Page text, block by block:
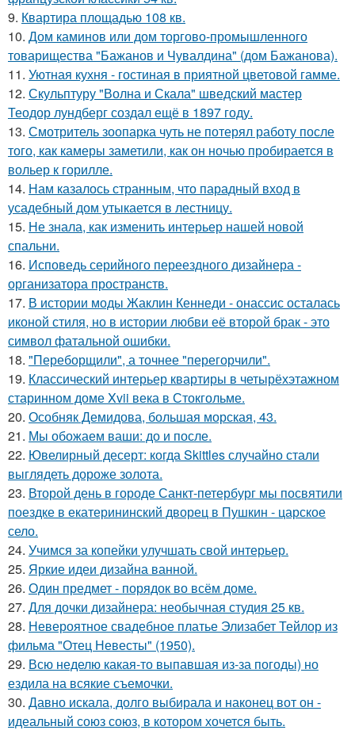
9. Квартира площадью 108 кв.
10. Дом каминов или дом торгово-промышленного
товарищества "Бажанов и Чувалдина" (дом Бажанова).
11. Уютная кухня - гостиная в приятной цветовой гамме.
12. Скульптуру "Волна и Скала" шведский мастер
Теодор лундберг создал ещё в 1897 году.
13. Смотритель зоопарка чуть не потерял работу после
того, как камеры заметили, как он ночью пробирается в
вольер к горилле.
14. Нам казалось странным, что парадный вход в
усадебный дом утыкается в лестницу.
15. Не знала, как изменить интерьер нашей новой
спальни.
16. Исповедь серийного переездного дизайнера -
организатора пространств.
17. В истории моды Жаклин Кеннеди - онассис осталась
иконой стиля, но в истории любви её второй брак - это
символ фатальной ошибки.
18. "Переборщили", а точнее "перегорчили".
19. Классический интерьер квартиры в четырёхэтажном
старинном доме Xvii века в Стокгольме.
20. Особняк Демидова, большая морская, 43.
21. Мы обожаем ваши: до и после.
22. Ювелирный десерт: когда Skittles случайно стали
выглядеть дороже золота.
23. Второй день в городе Санкт-петербург мы посвятили
поездке в екатерининский дворец в Пушкин - царское
село.
24. Учимся за копейки улучшать свой интерьер.
25. Яркие идеи дизайна ванной.
26. Один предмет - порядок во всём доме.
27. Для дочки дизайнера: необычная студия 25 кв.
28. Невероятное свадебное платье Элизабет Тейлор из
фильма "Отец Невесты" (1950).
29. Всю неделю какая-то выпавшая из-за погоды) но
ездила на всякие съемочки.
30. Давно искала, долго выбирала и наконец вот он -
идеальный союз союз, в котором хочется быть.